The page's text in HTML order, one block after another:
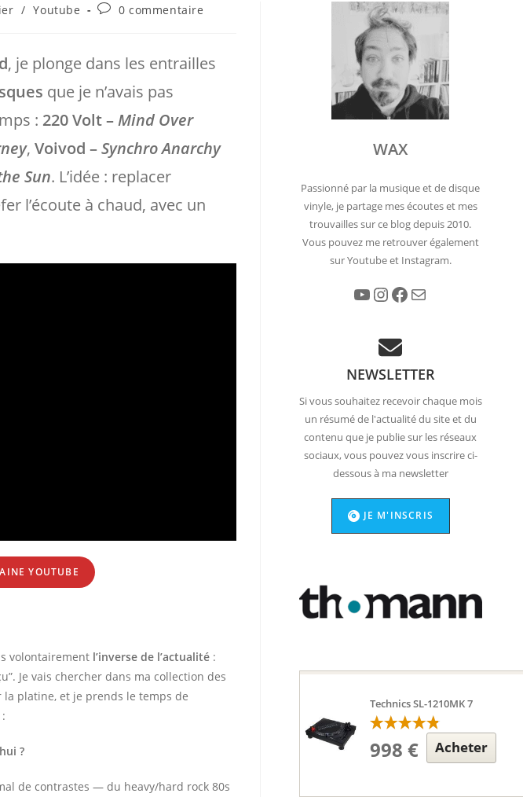
/ Youtube
Commentaires
0 commentaire
, je plonge dans les entrailles
que je n’avais pas
: 220 Volt –Mind Over
,Voivod –Synchro Anarchy
Sun. L’idée : replacer
l’écoute à chaud, avec un
YOUTUBE
volontairement l’inverse de l’actualité :
Je vais chercher dans ma collection des
platine, et je prends le temps de
?
de contrastes — du heavy/hard rock 80s
WAX
Passionné par la musique et de disque
vinyle, je partage mes écoutes et mes
trouvailles sur ce blog depuis 2010.
Vous pouvez me retrouver également
sur Youtube et Instagram.
YouTube Instagram Facebook E-mail
NEWSLETTER
Si vous souhaitez recevoir chaque mois
un résumé de l'actualité du site et du
contenu que je publie sur les réseaux
sociaux, vous pouvez vous inscrire ci-
dessous à ma newsletter
JE M'INSCRIS
Technics SL-1210MK 7
998 € Acheter